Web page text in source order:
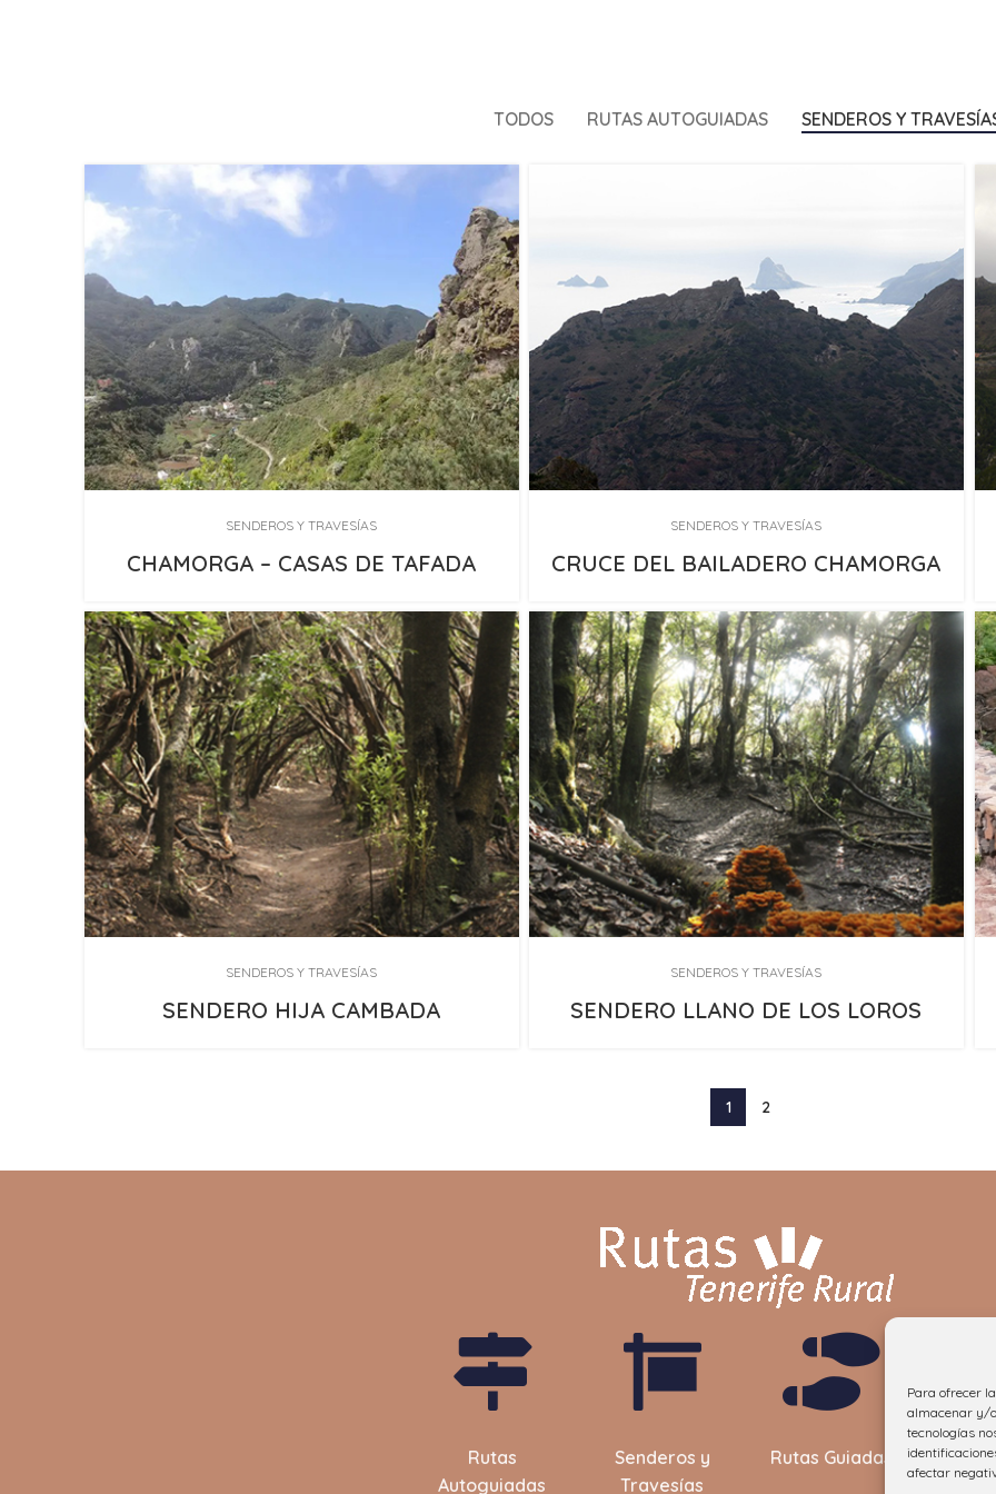
Para ofrecer
almacenar y/
tecnologías
afectar
TODOS RUTAS AUTOGUIADAS SENDEROS Y
SENDEROS Y TRAVESÍAS
CHAMORGA – CASAS DE TAFADA
SENDEROS Y TRAVESÍAS
CRUCE DEL BAILADERO CHAMORGA
SENDEROS Y TRAVESÍAS
SENDERO HIJA CAMBADA
SENDEROS Y TRAVESÍAS
SENDERO LLANO DE LOS LOROS
1 2
Rutas
Autoguiadas
Senderos y
Travesías
Rutas Guiadas